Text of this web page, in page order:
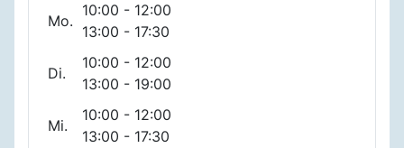
Mo.
10:00 - 12:00
13:00 - 17:30
Di.
10:00 - 12:00
13:00 - 19:00
Mi.
10:00 - 12:00
13:00 - 17:30